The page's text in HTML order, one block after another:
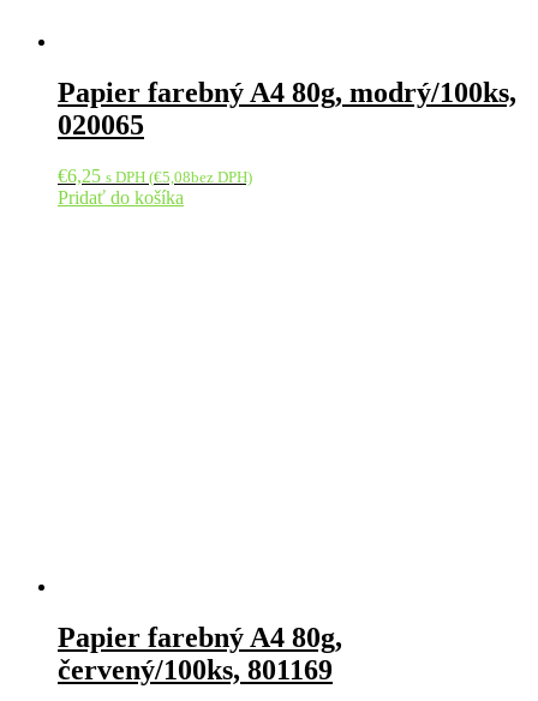
Papier farebný A4 80g, modrý/100ks,
020065
€6,25 s DPH (€5,08bez DPH)
Pridať do košíka
Papier farebný A4 80g,
červený/100ks, 801169